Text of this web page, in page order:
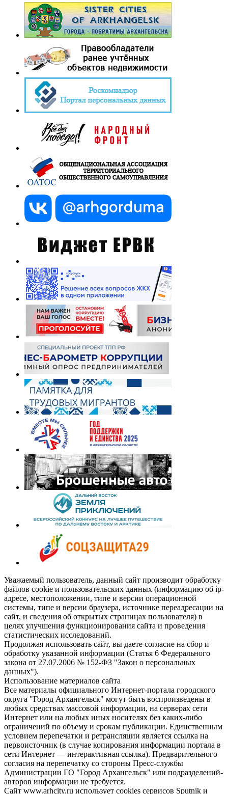
Уважаемый пользователь, данный сайт производит обработку
файлов cookie и пользовательских данных (информацию об ip-
адресе, местоположении, типе и версии операционной
системы, типе и версии браузера, источнике переадресации на
сайт, и сведения об открытых страницах пользователя) в
целях улучшения функционирования сайта и проведения
статистических исследований.
Продолжая использовать сайт, вы даете согласие на сбор и
обработку указанной информации (Статья 6 Федерального
закона от 27.07.2006 № 152-ФЗ "Закон о персональных
данных").
Использование материалов сайта
Все материалы официального Интернет-портала городского
округа "Город Архангельск" могут быть воспроизведены в
любых средствах массовой информации, на серверах сети
Интернет или на любых иных носителях без каких-либо
ограничений по объему и срокам публикации. Единственным
условием перепечатки и ретрансляции является ссылка на
первоисточник (в случае копирования информации портала в
сети Интернет — интерактивная ссылка). Предварительного
согласия на перепечатку со стороны Пресс-службы
Администрации ГО "Город Архангельск" или подразделений-
авторов информации не требуется.
Сайт www.arhcity.ru использует cookies сервисов Sputnik и